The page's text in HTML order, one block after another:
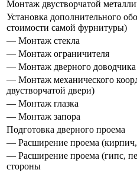
Монтаж двустворчатой
Установка дополнительного
стоимости самой фурнитуры)
— Монтаж стекла
— Монтаж ограничителя
— Монтаж дверного доводчика
— Монтаж механического
двустворчатой двери)
— Монтаж глазка
— Монтаж запора
Подготовка дверного проема
— Расширение проема
— Расширение проема (гипс,
стороны